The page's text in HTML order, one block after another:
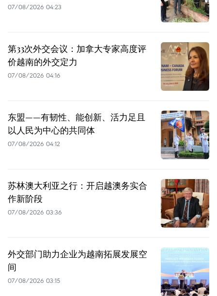
07/08/2026 04:23
第33次外交会议：加拿大专家高度评
价越南的外交定力
07/08/2026 04:16
东盟——有韧性、能创新、活力足且
以人民为中心的共同体
07/08/2026 04:12
苏林澳大利亚之行：开启越澳务实合
作新阶段
07/08/2026 03:36
外交部门助力企业为越南拓展发展空
间
07/08/2026 03:15